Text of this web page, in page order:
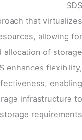
SDS
that virtualizes
allowing for
allocation of storage
enhances flexibility,
enabling
infrastructure to
requirements.